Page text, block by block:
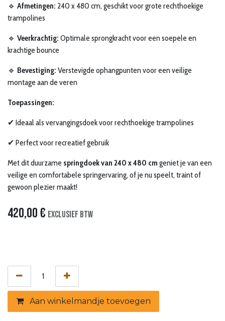
🔹 Afmetingen: 240 x 480 cm, geschikt voor grote rechthoekige
trampolines
🔹 Veerkrachtig: Optimale sprongkracht voor een soepele en
krachtige bounce
🔹 Bevestiging: Verstevigde ophangpunten voor een veilige
montage aan de veren
Toepassingen:
✔ Ideaal als vervangingsdoek voor rechthoekige trampolines
✔ Perfect voor recreatief gebruik
Met dit duurzame springdoek van 240 x 480 cm geniet je van een
veilige en comfortabele springervaring, of je nu speelt, traint of
gewoon plezier maakt!
420,00€ Exclusief btw
Aan winkelmandje toevoegen